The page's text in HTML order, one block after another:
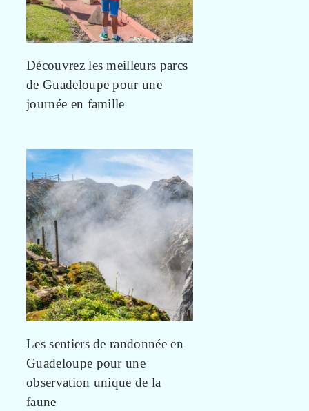
Découvrez les meilleurs parcs
de Guadeloupe pour une
journée en famille
Les sentiers de randonnée en
Guadeloupe pour une
observation unique de la
faune